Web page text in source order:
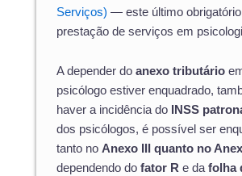
Serviços) — este último
prestação de serviços em
A depender do anexo tributário
psicólogo estiver enquadrado,
haver a incidência do
INSS
dos psicólogos, é possível ser
tanto no Anexo III quanto no
dependendo do fator R e da folha